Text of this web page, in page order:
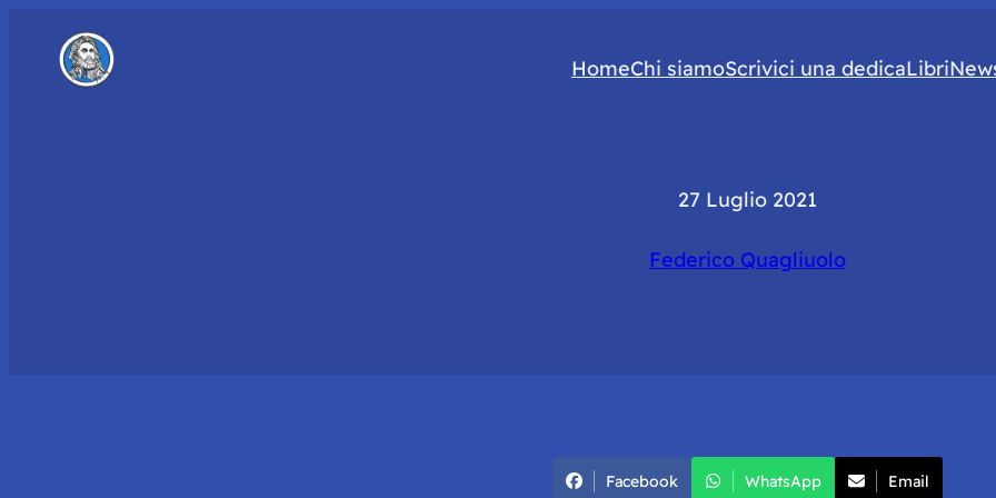
HomeChi siamoScrivici una dedicaLibri
27 Luglio 2021
Federico Quagliuolo
Facebook WhatsApp Email